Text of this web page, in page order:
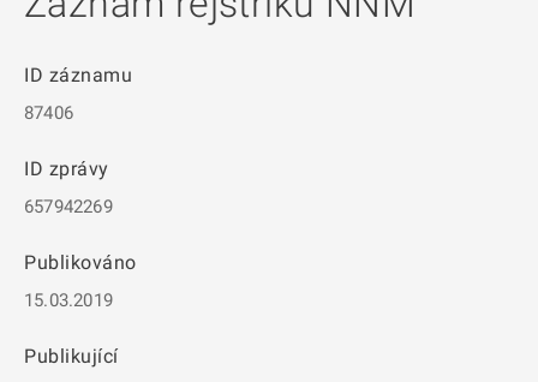
ID záznamu
87406
ID zprávy
657942269
Publikováno
15.03.2019
Publikující